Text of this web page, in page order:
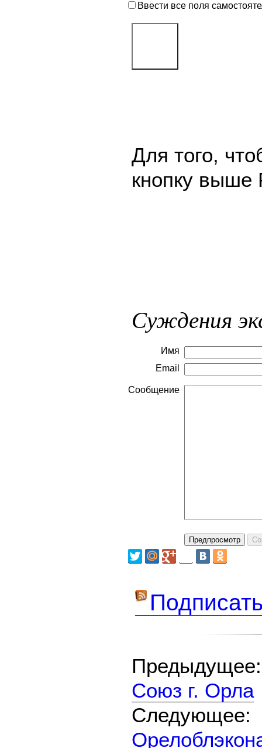
Ввести все поля
Для того,
кнопку выше
Суждения
Имя
Email
Сообщение
Союз г. Орла